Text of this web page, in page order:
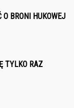
BRONI HUKOWEJ
TYLKO RAZ